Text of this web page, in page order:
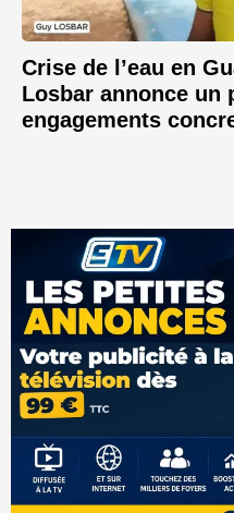
Crise de l’eau en
Losbar annonce un
engagements